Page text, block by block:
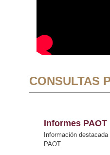
CONSULTAS
Informes PAOT
Información
PAOT